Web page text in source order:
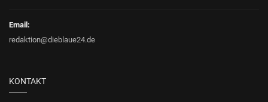
Email:
redaktion@dieblaue24.de
KONTAKT